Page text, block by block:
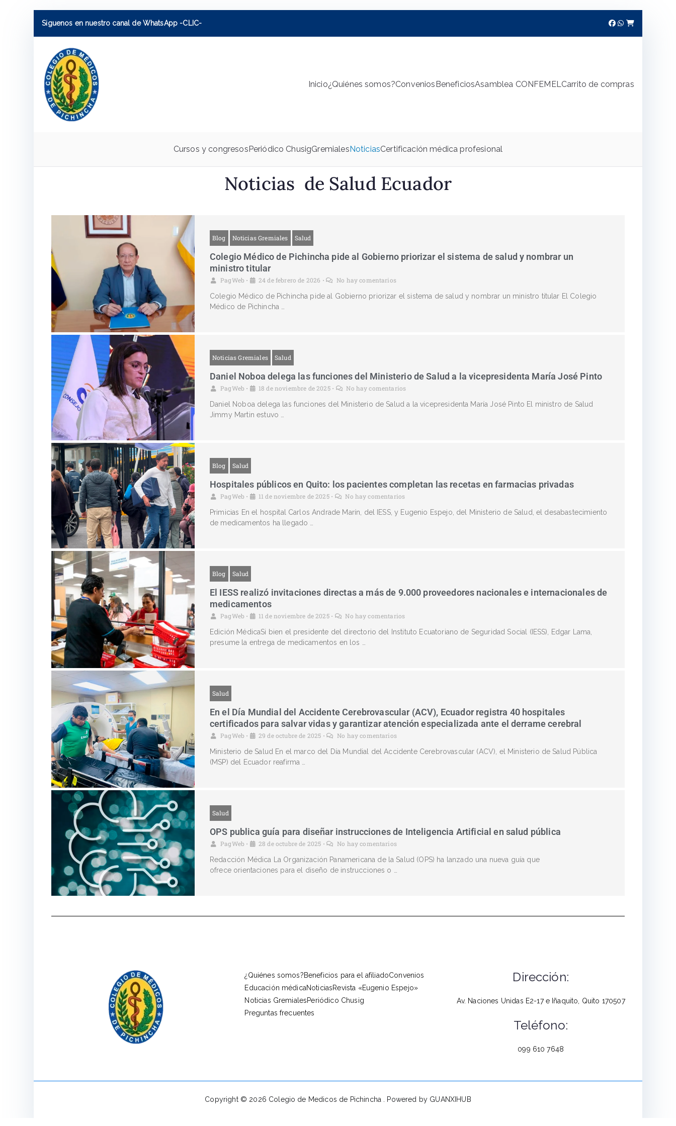
Siguenos en nuestro canal de WhatsApp -CLIC-
Inicio¿Quiénes somos?ConveniosBeneficiosAsamblea CONFEMELCarrito de compras
Cursos y congresosPeriódico ChusigGremialesNoticiasCertificación médica profesional
Noticias de Salud Ecuador
Blog Noticias Gremiales Salud
Colegio Médico de Pichincha pide al Gobierno priorizar el sistema de salud y nombrar un
ministro titular
PagWeb • 24 de febrero de 2026 •
No hay comentarios
Colegio Médico de Pichincha pide al Gobierno priorizar el sistema de salud y nombrar un ministro titular El Colegio
Médico de Pichincha …
Noticias Gremiales Salud
Daniel Noboa delega las funciones del Ministerio de Salud a la vicepresidenta María José Pinto
PagWeb • 18 de noviembre de 2025 •
No hay comentarios
Daniel Noboa delega las funciones del Ministerio de Salud a la vicepresidenta María José Pinto El ministro de Salud
Jimmy Martin estuvo …
Blog Salud
Hospitales públicos en Quito: los pacientes completan las recetas en farmacias privadas
PagWeb • 11 de noviembre de 2025 •
No hay comentarios
Primicias En el hospital Carlos Andrade Marín, del IESS, y Eugenio Espejo, del Ministerio de Salud, el desabastecimiento
de medicamentos ha llegado …
Blog Salud
El IESS realizó invitaciones directas a más de 9.000 proveedores nacionales e internacionales de
medicamentos
PagWeb • 11 de noviembre de 2025 •
No hay comentarios
Edición MédicaSi bien el presidente del directorio del Instituto Ecuatoriano de Seguridad Social (IESS), Edgar Lama,
presume la entrega de medicamentos en los …
Salud
En el Día Mundial del Accidente Cerebrovascular (ACV), Ecuador registra 40 hospitales
certificados para salvar vidas y garantizar atención especializada ante el derrame cerebral
PagWeb • 29 de octubre de 2025 •
No hay comentarios
Ministerio de Salud En el marco del Día Mundial del Accidente Cerebrovascular (ACV), el Ministerio de Salud Pública
(MSP) del Ecuador reafirma …
Salud
OPS publica guía para diseñar instrucciones de Inteligencia Artificial en salud pública
PagWeb • 28 de octubre de 2025 •
No hay comentarios
Redacción Médica La Organización Panamericana de la Salud (OPS) ha lanzado una nueva guía que
ofrece orientaciones para el diseño de instrucciones o …
¿Quiénes somos?Beneficios para el afiliadoConvenios
Educación médicaNoticiasRevista «Eugenio Espejo»
Noticias GremialesPeriódico Chusig
Preguntas frecuentes
Dirección:
Av. Naciones Unidas E2-17 e Iñaquito, Quito 170507
Teléfono:
099 610 7648
Copyright © 2026 Colegio de Medicos de Pichincha . Powered by GUANXIHUB